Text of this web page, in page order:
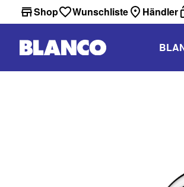
Shop Wunschliste Händler